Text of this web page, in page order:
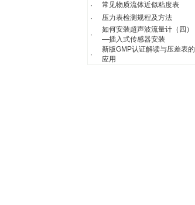
·
常见物质流体近似粘度表
·
压力表检测规程及方法
·
如何安装超声波流量计（四）
—插入式传感器安装
·
新版GMP认证解读与压差表的
应用